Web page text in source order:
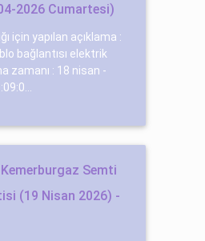
2026 Cumartesi)
için yapılan açıklama :
bağlantısı elektrik
zamanı : 18 nisan -
Semti
(19 Nisan 2026) -